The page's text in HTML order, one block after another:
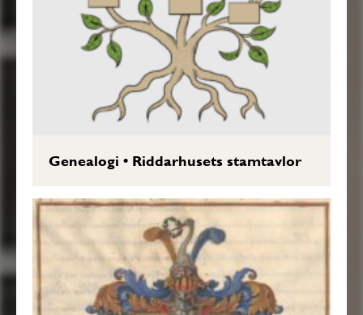
Genealogi • Riddarhusets stamtavlor